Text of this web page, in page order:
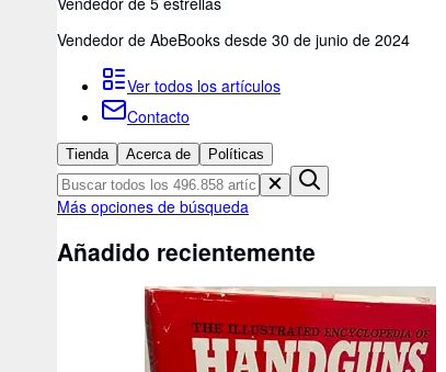
Vendedor de AbeBooks desde 30 de junio de 2024
Ver todos los artículos
Contacto
Tienda Acerca de Políticas
Más opciones de búsqueda
Añadido recientemente